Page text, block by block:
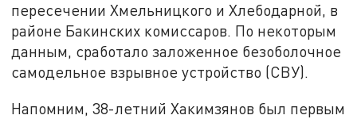
пересечении Хмельницкого и Хлебодарной, в
районе Бакинских комиссаров. По некоторым
данным, сработало заложенное безоболочное
самодельное взрывное устройство (СВУ).
Напомним, 38-летний Хакимзянов был первым